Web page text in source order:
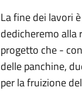
La fine dei lavori
dedicheremo alla
progetto che -
delle panchine,
per la fruizione